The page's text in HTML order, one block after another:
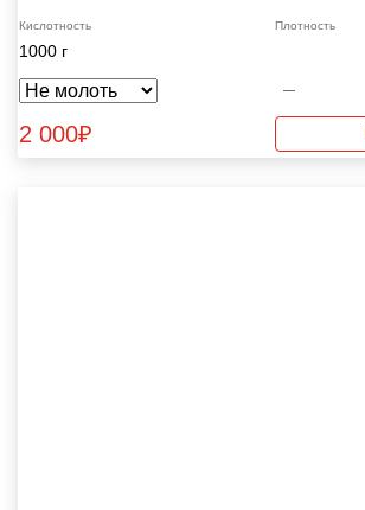
Кислотность Плотность
1000 г
2 000₽